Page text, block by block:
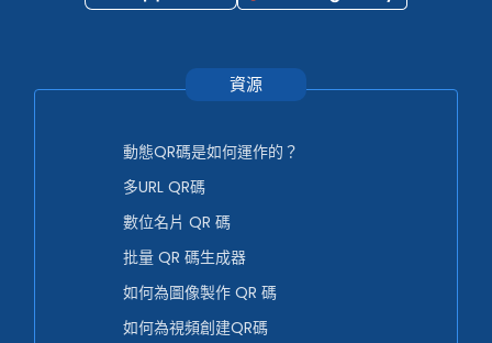
資源
動態QR碼是如何運作的？
多URL QR碼
數位名片 QR 碼
批量 QR 碼生成器
如何為圖像製作 QR 碼
如何為視頻創建QR碼